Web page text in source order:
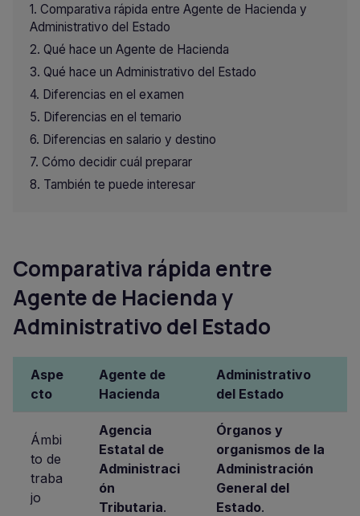
Comparativa rápida entre Agente de Hacienda y
Administrativo del Estado
Qué hace un Agente de Hacienda
Qué hace un Administrativo del Estado
Diferencias en el examen
Diferencias en el temario
Diferencias en salario y destino
Cómo decidir cuál preparar
También te puede interesar
Comparativa rápida entre
Agente de Hacienda y
Administrativo del Estado
Aspe
cto
Agente de
Hacienda
Administrativo
del Estado
Ámbi
to de
traba
jo
Agencia
Estatal de
Administraci
ón
Tributaria.
Órganos y
organismos de la
Administración
General del
Estado.